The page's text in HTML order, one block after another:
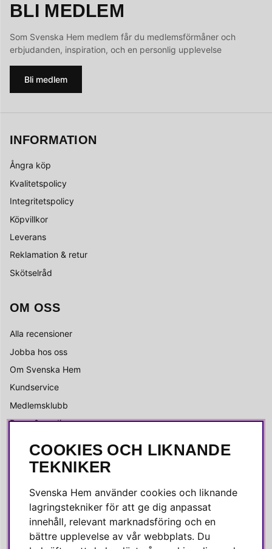
BLI MEDLEM
Som Svenska Hem medlem får du medlemsförmåner och
erbjudanden, inspiration, och en personlig upplevelse
Bli medlem
INFORMATION
Ångra köp
Kvalitetspolicy
Integritetspolicy
Köpvillkor
Leverans
Reklamation & retur
Skötselråd
OM OSS
Alla recensioner
Jobba hos oss
Om Svenska Hem
Kundservice
Medlemsklubb
Press & media
SOCIALA MEDIER
Instagram
Linkedin
Pinterest
COOKIES OCH LIKNANDE
TEKNIKER
Svenska Hem använder cookies och liknande
lagringstekniker för att ge dig anpassat
innehåll, relevant marknadsföring och en
bättre upplevelse av vår webbplats. Du